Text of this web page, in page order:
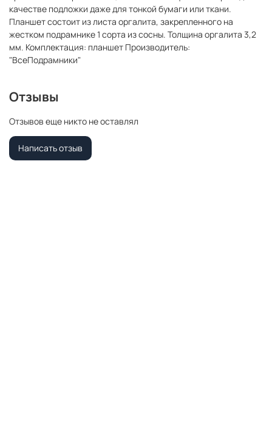
качестве подложки даже для тонкой бумаги или ткани.
Планшет состоит из листа оргалита, закрепленного на
жестком подрамнике 1 сорта из сосны. Толщина оргалита 3,2
мм. Комплектация: планшет Производитель:
"ВсеПодрамники"
Отзывы
Отзывов еще никто не оставлял
Написать отзыв